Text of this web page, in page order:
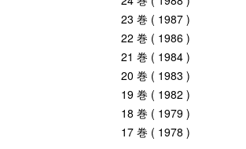
23 巻 ( 1987 )
22 巻 ( 1986 )
21 巻 ( 1984 )
20 巻 ( 1983 )
19 巻 ( 1982 )
18 巻 ( 1979 )
17 巻 ( 1978 )